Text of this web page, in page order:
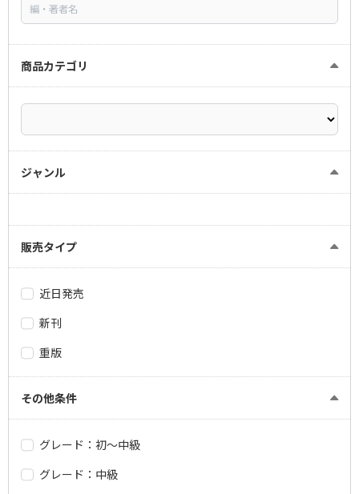
商品カテゴリ
ジャンル
販売タイプ
近日発売
新刊
重版
その他条件
グレード：初～中級
グレード：中級